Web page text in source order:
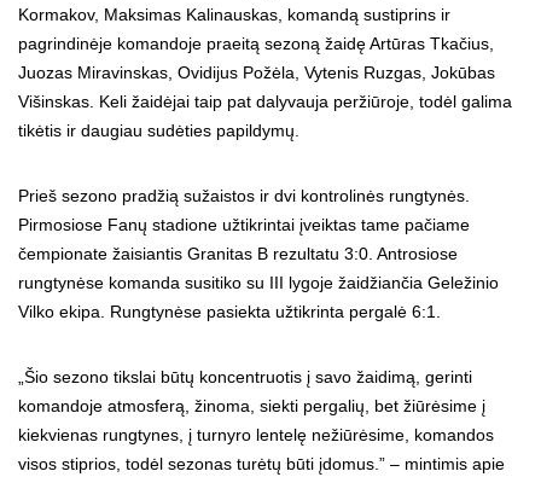
Kormakov, Maksimas Kalinauskas, komandą sustiprins ir
pagrindinėje komandoje praeitą sezoną žaidę Artūras Tkačius,
Juozas Miravinskas, Ovidijus Požėla, Vytenis Ruzgas, Jokūbas
Višinskas. Keli žaidėjai taip pat dalyvauja peržiūroje, todėl galima
tikėtis ir daugiau sudėties papildymų.
Prieš sezono pradžią sužaistos ir dvi kontrolinės rungtynės.
Pirmosiose Fanų stadione užtikrintai įveiktas tame pačiame
čempionate žaisiantis Granitas B rezultatu 3:0. Antrosiose
rungtynėse komanda susitiko su III lygoje žaidžiančia Geležinio
Vilko ekipa. Rungtynėse pasiekta užtikrinta pergalė 6:1.
„Šio sezono tikslai būtų koncentruotis į savo žaidimą, gerinti
komandoje atmosferą, žinoma, siekti pergalių, bet žiūrėsime į
kiekvienas rungtynes, į turnyro lentelę nežiūrėsime, komandos
visos stiprios, todėl sezonas turėtų būti įdomus.” – mintimis apie